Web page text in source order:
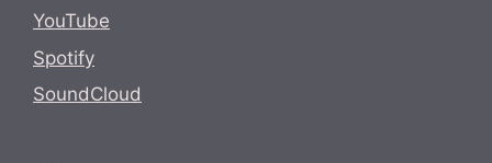
YouTube
Spotify
SoundCloud